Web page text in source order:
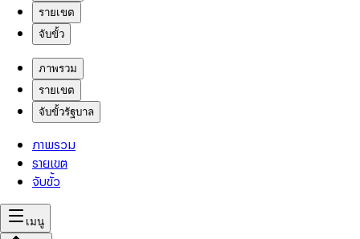
รายเขต
จับขั้ว
ภาพรวม
รายเขต
จับขั้วรัฐบาล
ภาพรวม
รายเขต
จับขั้ว
เมนู